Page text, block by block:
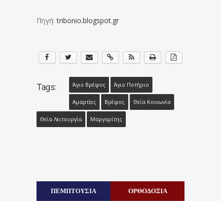
Πηγή:tribonio.blogspot.gr
Tags: Άγιο Βρέφος Άγιο Ποτήριο
Αμαρτίες Βρέφος Θεία Κοινωνία
Θεία Λειτουργία Μαργαρίτης
ΠΕΜΠΤΟΥΣΙΑ ΟΡΘΟΔΟΞΙΑ